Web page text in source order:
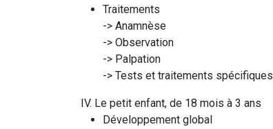
Traitements
-> Anamnèse
-> Observation
-> Palpation
-> Tests et traitements spécifiques
IV. Le petit enfant, de 18 mois à 3 ans
Développement global